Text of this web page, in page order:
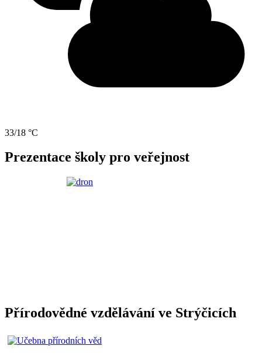
33/18 °C
Prezentace školy pro veřejnost
Přírodovědné vzdělávání ve Strýčicích